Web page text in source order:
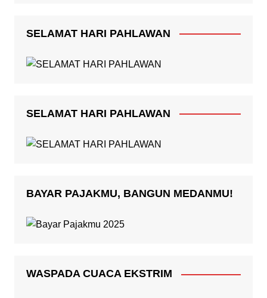
SELAMAT HARI PAHLAWAN
SELAMAT HARI PAHLAWAN
BAYAR PAJAKMU, BANGUN MEDANMU!
WASPADA CUACA EKSTRIM